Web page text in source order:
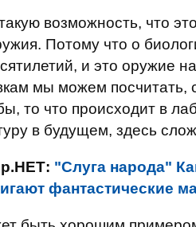
возможность, что
Потому что о
и это оружие
мы можем посчитать,
то что происходит в
в будущем, здесь
"Слуга народа"
фантастические